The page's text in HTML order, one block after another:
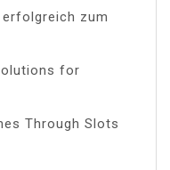
zum
for
Through Slots